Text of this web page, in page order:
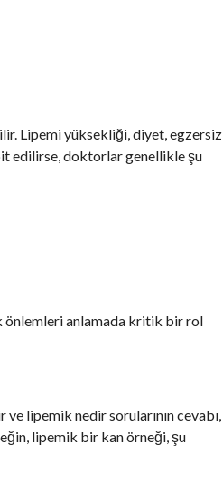
Lipemi yüksekliği, diyet, egzersiz
edilirse, doktorlar genellikle şu
önlemleri anlamada kritik bir rol
lipemik nedir sorularının cevabı,
lipemik bir kan örneği, şu